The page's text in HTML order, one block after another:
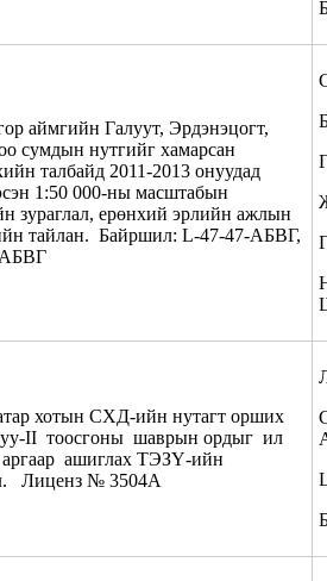
аймгийн Галуут, Эрдэнэцогт,
сумдын нутгийг хамарсан
талбайд 2011-2013 онуудад
1:50 000-ны масштабын
зураглал, ерөнхий эрлийн ажлын
тайлан. Байршил: L-47-47-АБВГ,
хотын СХД-ийн нутагт орших
II тоосгоны шаврын ордыг ил
аргаар ашиглах ТЭЗҮ-ийн
Лиценз № 3504А